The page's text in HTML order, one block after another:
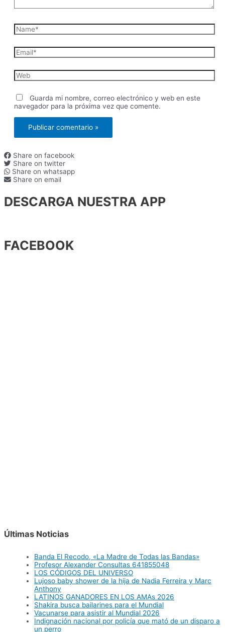
Name*
Email*
Web
Guarda mi nombre, correo electrónico y web en este
navegador para la próxima vez que comente.
Share on facebook
Share on twitter
Share on whatsapp
Share on email
DESCARGA NUESTRA APP
FACEBOOK
Últimas Noticias
Banda El Recodo, «La Madre de Todas las Bandas»
Profesor Alexander Consultas 641855048
LOS CÓDIGOS DEL UNIVERSO
Lujoso baby shower de la hija de Nadia Ferreira y Marc
Anthony
LATINOS GANADORES EN LOS AMAs 2026
Shakira busca bailarines para el Mundial
Vacunarse para asistir al Mundial 2026
Indignación nacional por policía que mató de un disparo a
un perro